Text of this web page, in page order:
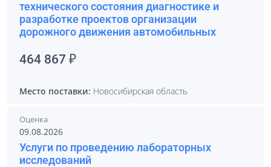
технического состояния диагностике и
разработке проектов организации
дорожного движения автомобильных
464 867 ₽
Место поставки: Новосибирская область
Оценка
09.08.2026
Услуги по проведению лабораторных
исследований